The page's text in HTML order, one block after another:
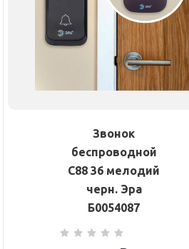
Звонок
беспроводной
C88 36 мелодий
черн. Эра
Б0054087